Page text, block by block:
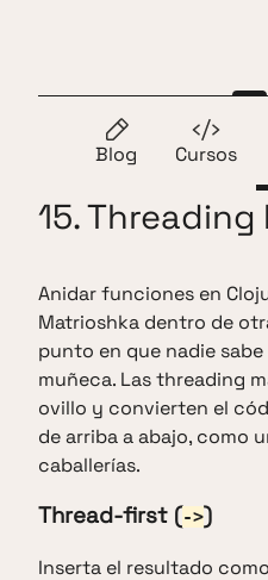
Saltar al contenido
Blog
Cursos
15. Threading
Anidar funciones en
Matrioshka dentro de
punto en que nadie
muñeca. Las threading
ovillo y convierten el
de arriba a abajo, como
caballerías.
Thread-first (->)
Inserta el resultado como
Prólogo